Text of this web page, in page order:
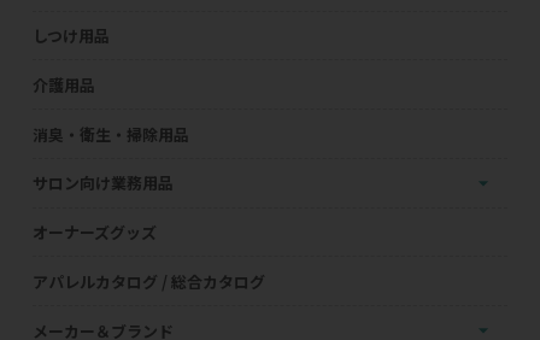
しつけ用品
介護用品
消臭・衛生・掃除用品
サロン向け業務用品
オーナーズグッズ
アパレルカタログ / 総合カタログ
メーカー＆ブランド